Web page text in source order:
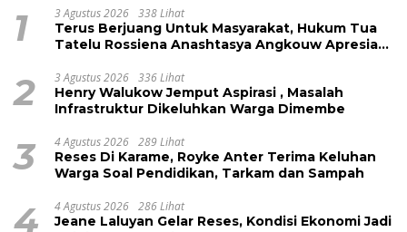
1 3 Agustus 2026 338 Lihat
Terus Berjuang Untuk Masyarakat, Hukum Tua
Tatelu Rossiena Anashtasya Angkouw Apresiasi
2 3 Agustus 2026 336 Lihat
Henry Walukow Jemput Aspirasi , Masalah
Infrastruktur Dikeluhkan Warga Dimembe
3 4 Agustus 2026 289 Lihat
Reses Di Karame, Royke Anter Terima Keluhan
Warga Soal Pendidikan, Tarkam dan Sampah
4 4 Agustus 2026 286 Lihat
Jeane Laluyan Gelar Reses, Kondisi Ekonomi Jadi